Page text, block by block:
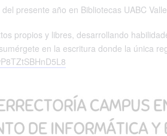
presente año en Bibliotecas UABC
propios y libres, desarrollando
en la escritura donde la única